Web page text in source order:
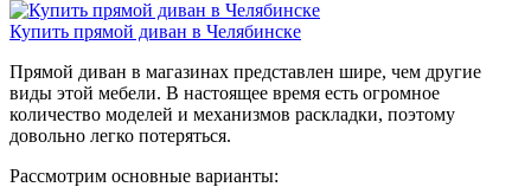
Купить прямой диван в Челябинске
Прямой диван в магазинах представлен шире, чем другие
виды этой мебели. В настоящее время есть огромное
количество моделей и механизмов раскладки, поэтому
довольно легко потеряться.
Рассмотрим основные варианты: